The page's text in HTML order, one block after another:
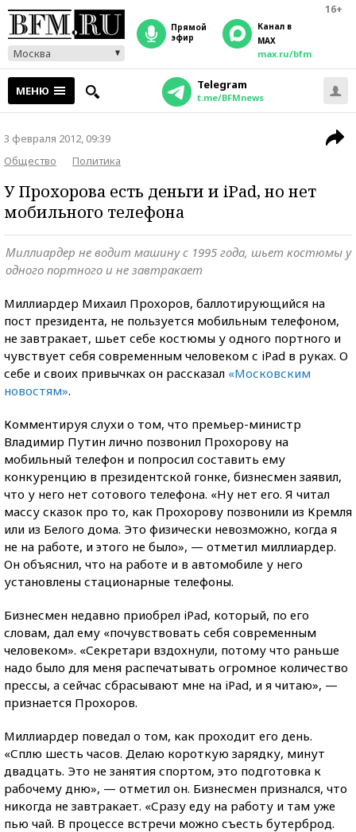
16+
Москва
прямой
эфир
Канал в
MAX
max.ru/bfm
МЕНЮ Telegram
t.me/BFMnews
3 февраля 2012, 09:39
Общество
Политика
У Прохорова есть деньги и iPad, но нет
мобильного телефона
Миллиардер не водит машину с 1995 года, шьет костюмы у
одного портного и не завтракает
Миллиардер Михаил Прохоров, баллотирующийся на
пост президента, не пользуется мобильным телефоном,
не завтракает, шьет себе костюмы у одного портного и
чувствует себя современным человеком с iPad в руках. О
себе и своих привычках он рассказал «Московским
новостям».
Комментируя слухи о том, что премьер-министр
Владимир Путин лично позвонил Прохорову на
мобильный телефон и попросил составить ему
конкуренцию в президентской гонке, бизнесмен заявил,
что у него нет сотового телефона. «Ну нет его. Я читал
массу сказок про то, как Прохорову позвонили из Кремля
или из Белого дома. Это физически невозможно, когда я
не на работе, и этого не было», — отметил миллиардер.
Он объяснил, что на работе и в автомобиле у него
установлены стационарные телефоны.
Бизнесмен недавно приобрел iPad, который, по его
словам, дал ему «почувствовать себя современным
человеком». «Секретари вздохнули, потому что раньше
надо было для меня распечатывать огромное количество
прессы, а сейчас сбрасывают мне на iPad, и я читаю», —
признается Прохоров.
Миллиардер поведал о том, как проходит его день.
«Сплю шесть часов. Делаю короткую зарядку, минут
двадцать. Это не занятия спортом, это подготовка к
рабочему дню», — отметил он. Бизнесмен признался, что
никогда не завтракает. «Сразу еду на работу и там уже
пью чай. В процессе встречи можно съесть бутерброд.